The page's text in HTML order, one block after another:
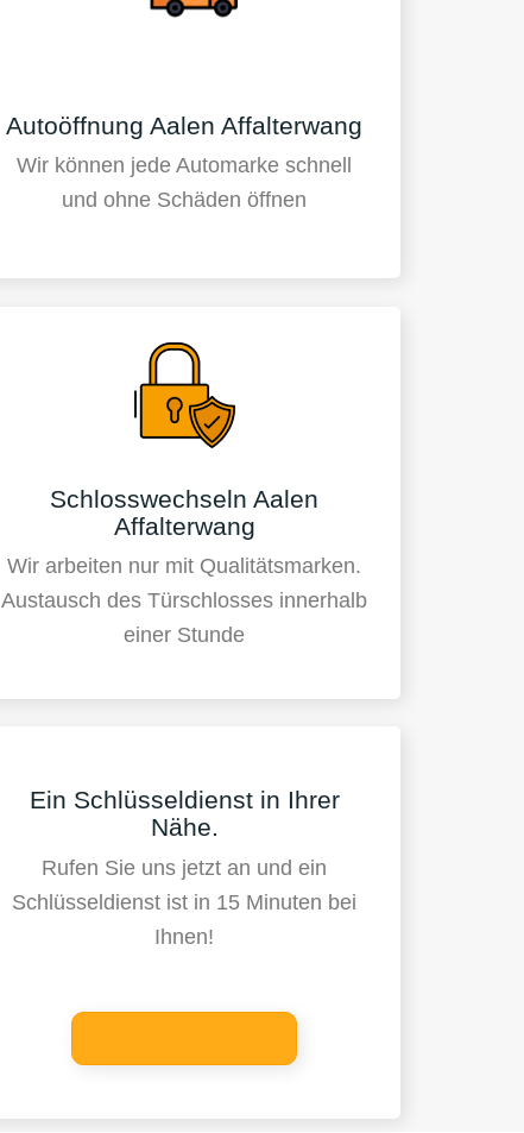
Autoöffnung Aalen Affalterwang
Wir können jede Automarke schnell
und ohne Schäden öffnen
Schlosswechseln Aalen
Affalterwang
Wir arbeiten nur mit Qualitätsmarken.
Austausch des Türschlosses innerhalb
einer Stunde
Ein Schlüsseldienst in Ihrer
Nähe.
Rufen Sie uns jetzt an und ein
Schlüsseldienst ist in 15 Minuten bei
Ihnen!